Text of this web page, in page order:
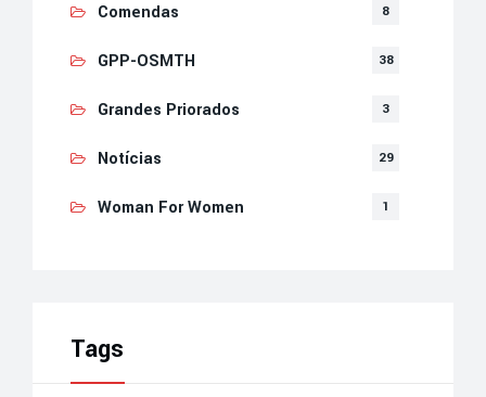
Comendas 8
GPP-OSMTH 38
Grandes Priorados 3
Notícias 29
Woman For Women 1
Tags